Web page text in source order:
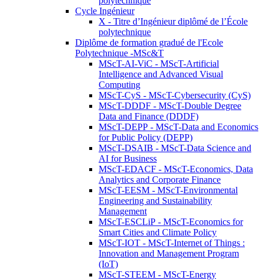
Cycle Ingénieur
X - Titre d’Ingénieur diplômé de l’École
polytechnique
Diplôme de formation gradué de l'Ecole
Polytechnique -MSc&T
MScT-AI-ViC - MScT-Artificial
Intelligence and Advanced Visual
Computing
MScT-CyS - MScT-Cybersecurity (CyS)
MScT-DDDF - MScT-Double Degree
Data and Finance (DDDF)
MScT-DEPP - MScT-Data and Economics
for Public Policy (DEPP)
MScT-DSAIB - MScT-Data Science and
AI for Business
MScT-EDACF - MScT-Economics, Data
Analytics and Corporate Finance
MScT-EESM - MScT-Environmental
Engineering and Sustainability
Management
MScT-ESCLiP - MScT-Economics for
Smart Cities and Climate Policy
MScT-IOT - MScT-Internet of Things :
Innovation and Management Program
(IoT)
MScT-STEEM - MScT-Energy